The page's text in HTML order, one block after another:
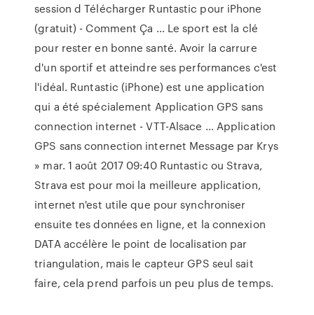
session d Télécharger Runtastic pour iPhone
(gratuit) - Comment Ça ... Le sport est la clé
pour rester en bonne santé. Avoir la carrure
d'un sportif et atteindre ses performances c'est
l'idéal. Runtastic (iPhone) est une application
qui a été spécialement Application GPS sans
connection internet - VTT-Alsace ... Application
GPS sans connection internet Message par Krys
» mar. 1 août 2017 09:40 Runtastic ou Strava,
Strava est pour moi la meilleure application,
internet n'est utile que pour synchroniser
ensuite tes données en ligne, et la connexion
DATA accélère le point de localisation par
triangulation, mais le capteur GPS seul sait
faire, cela prend parfois un peu plus de temps.